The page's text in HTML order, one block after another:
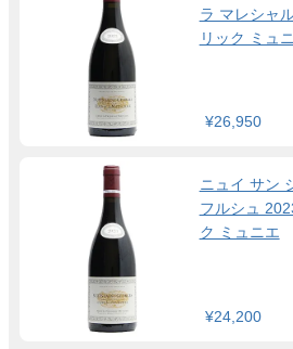
ラ マレシャ
リック ミュ
¥26,950
ニュイ サン
フルシュ
ク ミュニエ
¥24,200